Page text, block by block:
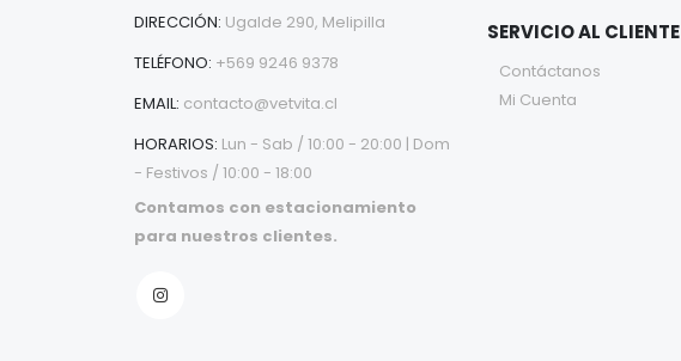
DIRECCIÓN: Ugalde 290, Melipilla
TELÉFONO: +569 9246 9378
EMAIL: contacto@vetvita.cl
HORARIOS: Lun - Sab / 10:00 - 20:00 | Dom
- Festivos / 10:00 - 18:00
Contamos con estacionamiento
para nuestros clientes.
SERVICIO AL CLIENTE
Contáctanos
Mi Cuenta